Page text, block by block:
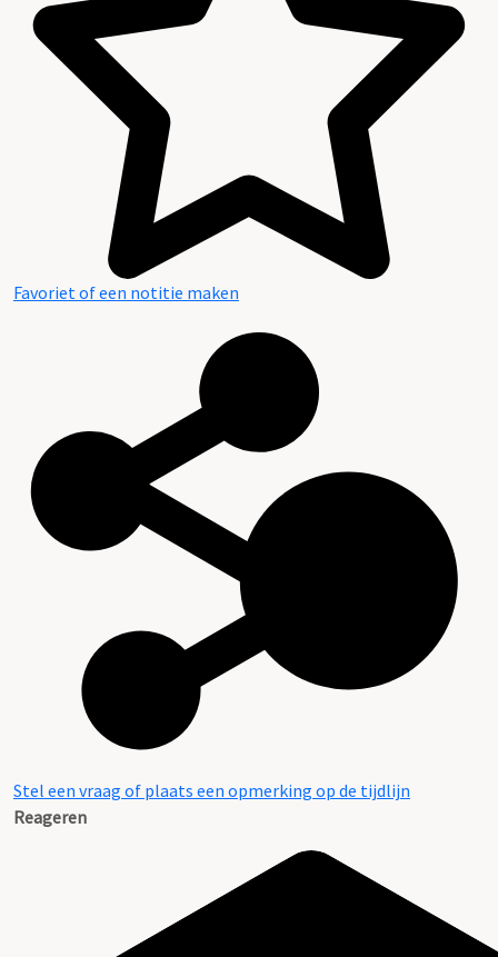
Favoriet of een notitie maken
Stel een vraag of plaats een opmerking op de tijdlijn
Reageren